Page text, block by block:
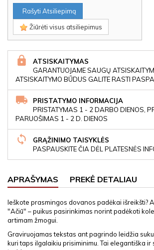
Rašyti Atsiliepimą
Žiūrėti visus atsiliepimus
ATSISKAITYMAS
GARANTUOJAME SAUGŲ
ATSISKAITYMO BŪDUS GALITE RASTI
PRISTATYMO INFORMACIJA
PRISTATYMAS 1 - 2 DARBO DIENOS,
PARUOŠIMAS 1 - 2 D. DIENOS
GRĄŽINIMO TAISYKLĖS
PASPAUSKITE ČIA DĖL PLATESNĖS
APRAŠYMAS PREKĖ DETALIAU
Ieškote prasmingos dovanos padėkai išreikšti?
"Ačiū" – puikus pasirinkimas norint padėkoti
artimam žmogui.
Graviruojamas tekstas ant pagrindo leidžia
kuri taps ilgalaikiu prisiminimu. Tai elegantiška ir